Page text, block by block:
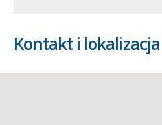
Kontakt i lokalizacja